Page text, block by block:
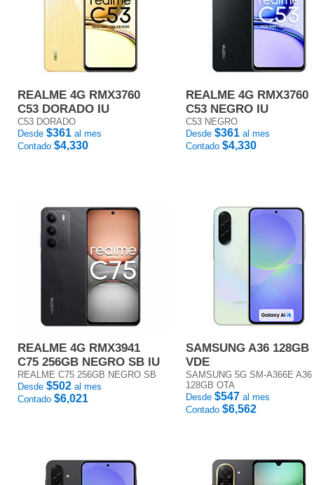
REALME 4G RMX3760
C53 DORADO IU
C53 DORADO
Desde $361 al mes
Contado $4,330
REALME 4G RMX3760
C53 NEGRO IU
C53 NEGRO
Desde $361 al mes
Contado $4,330
REALME 4G RMX3941
C75 256GB NEGRO SB IU
REALME C75 256GB NEGRO SB
Desde $502 al mes
Contado $6,021
SAMSUNG A36 128GB
VDE
SAMSUNG 5G SM-A366E A36
128GB OTA
Desde $547 al mes
Contado $6,562